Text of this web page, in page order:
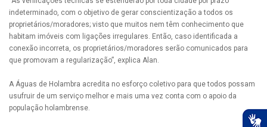
indeterminado, com o objetivo de gerar conscientização a todos os
proprietários/moradores; visto que muitos nem têm conhecimento que
habitam imóveis com ligações irregulares. Então, caso identificada a
conexão incorreta, os proprietários/moradores serão comunicados para
que promovam a regularização”, explica Alan.
A Águas de Holambra acredita no esforço coletivo para que todos possam
usufruir de um serviço melhor e mais uma vez conta com o apoio da
população holambrense.